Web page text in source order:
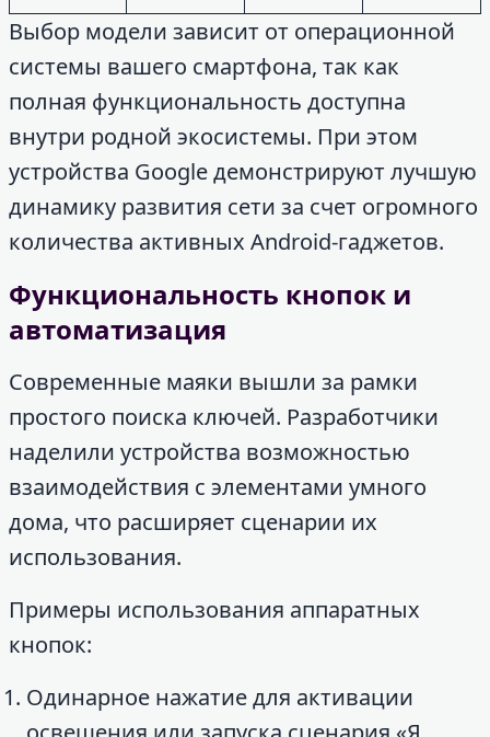
Выбор модели зависит от операционной
системы вашего смартфона, так как
полная функциональность доступна
внутри родной экосистемы. При этом
устройства Google демонстрируют лучшую
динамику развития сети за счет огромного
количества активных Android-гаджетов.
Функциональность кнопок и
автоматизация
Современные маяки вышли за рамки
простого поиска ключей. Разработчики
наделили устройства возможностью
взаимодействия с элементами умного
дома, что расширяет сценарии их
использования.
Примеры использования аппаратных
кнопок:
Одинарное нажатие для активации